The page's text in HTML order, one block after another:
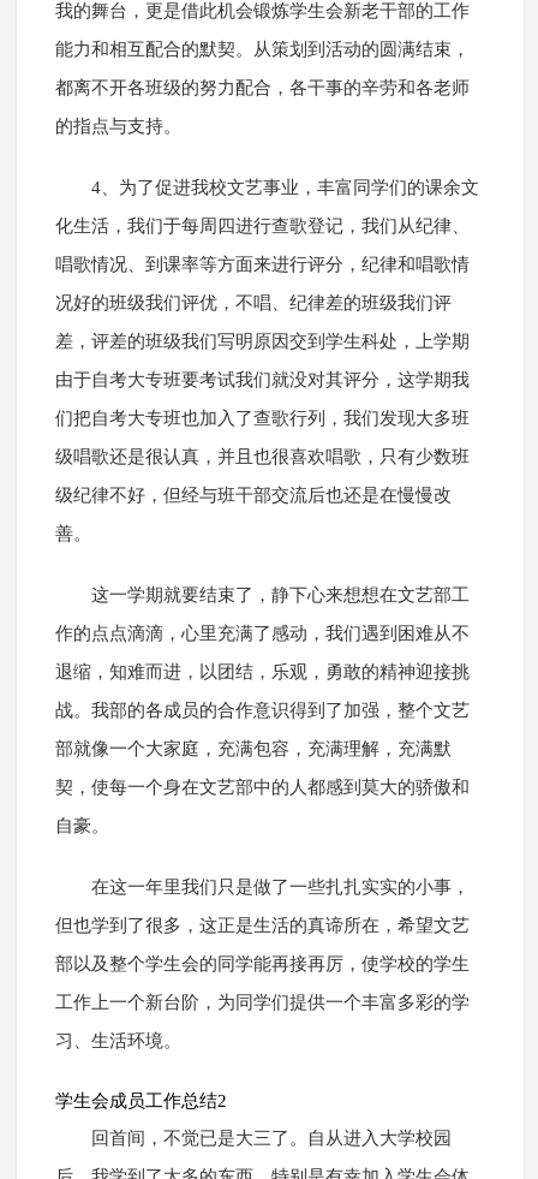
我的舞台，更是借此机会锻炼学生会新老干部的工作
能力和相互配合的默契。从策划到活动的圆满结束，
都离不开各班级的努力配合，各干事的辛劳和各老师
的指点与支持。
4、为了促进我校文艺事业，丰富同学们的课余文
化生活，我们于每周四进行查歌登记，我们从纪律、
唱歌情况、到课率等方面来进行评分，纪律和唱歌情
况好的班级我们评优，不唱、纪律差的班级我们评
差，评差的班级我们写明原因交到学生科处，上学期
由于自考大专班要考试我们就没对其评分，这学期我
们把自考大专班也加入了查歌行列，我们发现大多班
级唱歌还是很认真，并且也很喜欢唱歌，只有少数班
级纪律不好，但经与班干部交流后也还是在慢慢改
善。
这一学期就要结束了，静下心来想想在文艺部工
作的点点滴滴，心里充满了感动，我们遇到困难从不
退缩，知难而进，以团结，乐观，勇敢的精神迎接挑
战。我部的各成员的合作意识得到了加强，整个文艺
部就像一个大家庭，充满包容，充满理解，充满默
契，使每一个身在文艺部中的人都感到莫大的骄傲和
自豪。
在这一年里我们只是做了一些扎扎实实的小事，
但也学到了很多，这正是生活的真谛所在，希望文艺
部以及整个学生会的同学能再接再厉，使学校的学生
工作上一个新台阶，为同学们提供一个丰富多彩的学
习、生活环境。
学生会成员工作总结2
回首间，不觉已是大三了。自从进入大学校园